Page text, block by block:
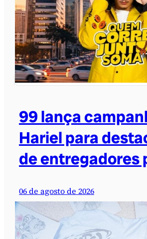
99 lança
Hariel para
de entregadores
06 de agosto de 2026